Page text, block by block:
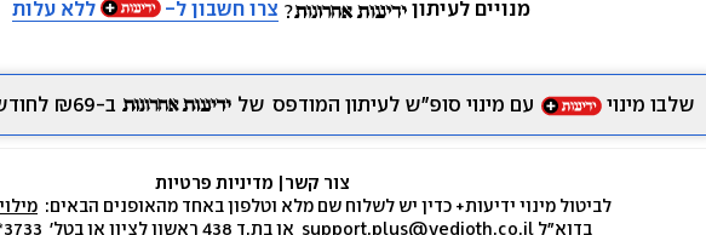
מנויים לעיתון
צרו חשבון ל- ללא עלות
שלבו מינוי עם מינוי סופ״ש לעיתון המודפס של ב-₪69 לחודש.
צור קשר
לביטול מינוי ידיעות+ כדין יש לשלוח שם מלא וטלפון באחד מהאופנים הבאים:
בדוא״ל support.plus@yedioth.co.il